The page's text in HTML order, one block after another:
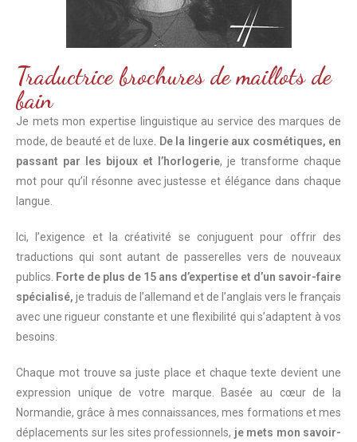
Traductrice brochures de maillots de
bain
Je mets mon expertise linguistique au service des marques de
mode, de beauté et de luxe. De la lingerie aux cosmétiques, en
passant par les bijoux et l’horlogerie, je transforme chaque
mot pour qu’il résonne avec justesse et élégance dans chaque
langue.
Ici, l’exigence et la créativité se conjuguent pour offrir des
traductions qui sont autant de passerelles vers de nouveaux
publics. Forte de plus de 15 ans d’expertise et d’un savoir-faire
spécialisé, je traduis de l’allemand et de l’anglais vers le français
avec une rigueur constante et une flexibilité qui s’adaptent à vos
besoins.
Chaque mot trouve sa juste place et chaque texte devient une
expression unique de votre marque. Basée au cœur de la
Normandie, grâce à mes connaissances, mes formations et mes
déplacements sur les sites professionnels, je mets mon savoir-